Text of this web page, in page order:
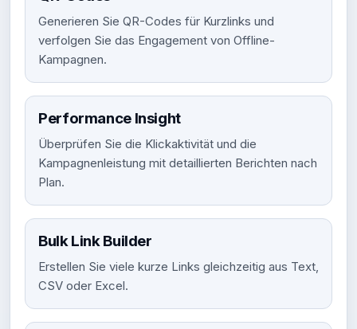
Generieren Sie QR-Codes für Kurzlinks und
verfolgen Sie das Engagement von Offline-
Kampagnen.
Performance Insight
Überprüfen Sie die Klickaktivität und die
Kampagnenleistung mit detaillierten Berichten nach
Plan.
Bulk Link Builder
Erstellen Sie viele kurze Links gleichzeitig aus Text,
CSV oder Excel.